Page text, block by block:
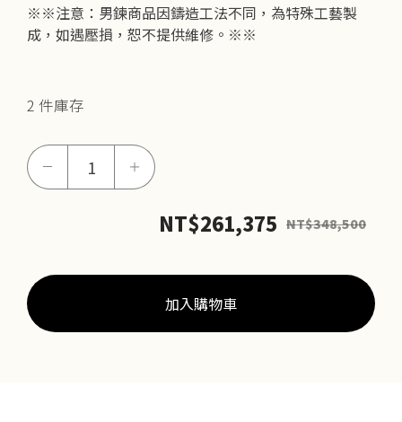
※※注意：男鍊商品因鑄造工法不同，為特殊工藝製
成，如遇壓損，恕不提供維修。※※
2 件庫存
－
量
＋
NT$261,375 NT$348,500
加入購物車